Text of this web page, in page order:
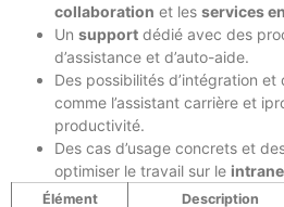
collaboration et les services
Un support dédié avec des
d’assistance et d’auto-aide.
Des possibilités d’intégration et
comme l’assistant carrière et
productivité.
Des cas d’usage concrets et
optimiser le travail sur le
Élément Description